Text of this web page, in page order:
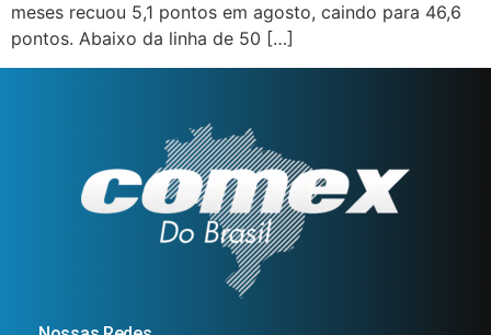
meses recuou 5,1 pontos em agosto, caindo para 46,6
pontos. Abaixo da linha de 50 […]